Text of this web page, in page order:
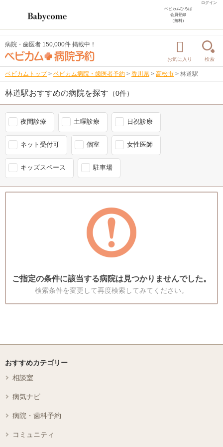
ログイン
ベビカムひろば
会員登録
（無料）
病院・歯医者 150,000件 掲載中！
お気に入り 検索
ベビカムトップ > ベビカム病院・歯医者予約 > 香川県 > 高松市 > 林道駅
林道駅おすすめの病院を探す （0件）
夜間診療 土曜診療 日祝診療
ネット受付可 個室 女性医師
キッズスペース 駐車場
ご指定の条件に該当する病院は見つかりませんでした。
検索条件を変更して再度検索してみてください。
おすすめカテゴリー
相談室
病気ナビ
病院・歯科予約
コミュニティ